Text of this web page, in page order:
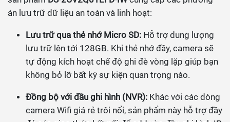
án lưu trữ dữ liệu an toàn và linh hoạt:
Lưu trữ qua thẻ nhớ Micro SD: Hỗ trợ dung lượng
lưu trữ lên tới 128GB. Khi thẻ nhớ đầy, camera sẽ
tự động kích hoạt chế độ ghi đè vòng lặp giúp bạn
không bỏ lỡ bất kỳ sự kiện quan trọng nào.
Đồng bộ với đầu ghi hình (NVR): Khác với các dòng
camera Wifi giá rẻ trôi nổi, sản phẩm này hỗ trợ đầy